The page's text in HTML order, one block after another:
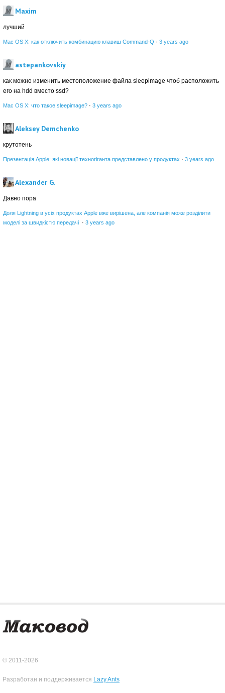
Maxim
лучший
Mac OS X: как отключить комбинацию клавиш Command-Q · 3 years ago
astepankovskiy
как можно изменить местоположение файла sleepimage чтоб расположить
его на hdd вместо ssd?
Mac OS X: что такое sleepimage? · 3 years ago
Aleksey Demchenko
крутотень
Презентація Apple: які новації техногіганта представлено у продуктах · 3 years ago
Alexander G.
Давно пора
Доля Lightning в усіх продуктах Apple вже вирішена, але компанія може розділити
моделі за швидкістю передачі · 3 years ago
© 2011-2026
Разработан и поддерживается Lazy Ants